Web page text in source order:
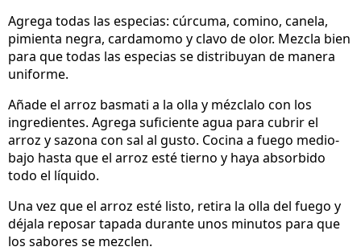
Agrega todas las especias: cúrcuma, comino, canela,
pimienta negra, cardamomo y clavo de olor. Mezcla bien
para que todas las especias se distribuyan de manera
uniforme.
Añade el arroz basmati a la olla y mézclalo con los
ingredientes. Agrega suficiente agua para cubrir el
arroz y sazona con sal al gusto. Cocina a fuego medio-
bajo hasta que el arroz esté tierno y haya absorbido
todo el líquido.
Una vez que el arroz esté listo, retira la olla del fuego y
déjala reposar tapada durante unos minutos para que
los sabores se mezclen.